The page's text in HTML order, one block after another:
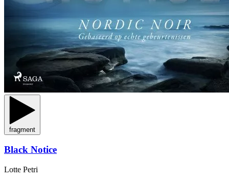
fragment
Black Notice
Lotte Petri